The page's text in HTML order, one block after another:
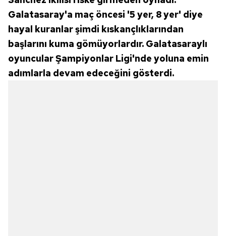
Galatasaray'a maç öncesi '5 yer, 8 yer' diye
hayal kuranlar şimdi kıskançlıklarından
başlarını kuma gömüyorlardır. Galatasaraylı
oyuncular Şampiyonlar Ligi'nde yoluna emin
adımlarla devam edeceğini gösterdi.